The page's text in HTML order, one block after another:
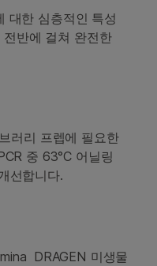
대한 심층적인 특성
반에 걸쳐 완전한
러리 프렙에 필요한
중 63°C 어닐링
선합니다.
DRAGEN 미생물